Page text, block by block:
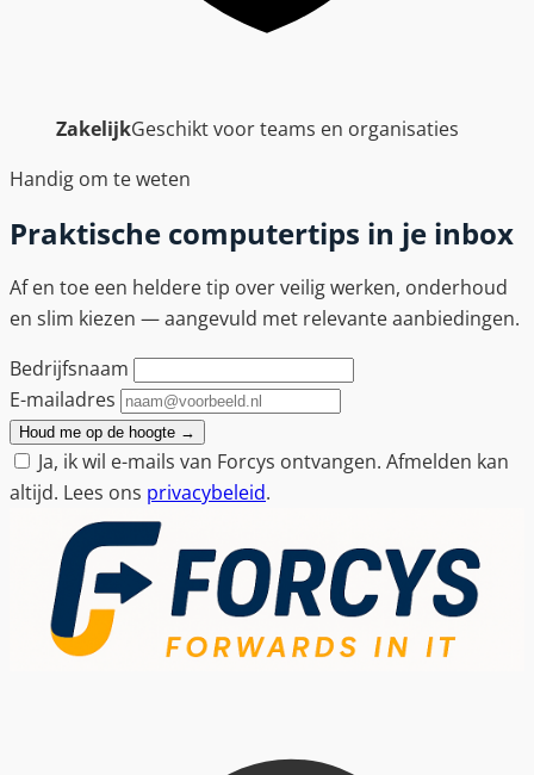
ZakelijkGeschikt voor teams en organisaties
Handig om te weten
Praktische computertips in je inbox
Af en toe een heldere tip over veilig werken, onderhoud
en slim kiezen — aangevuld met relevante aanbiedingen.
Bedrijfsnaam
E-mailadres
Houd me op de hoogte →
Ja, ik wil e-mails van Forcys ontvangen. Afmelden kan
altijd. Lees ons privacybeleid.